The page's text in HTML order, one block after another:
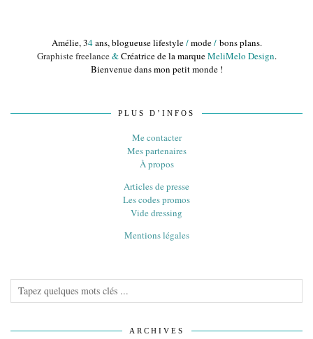
Amélie, 34ans, blogueuse lifestyle/mode/bons plans.
Graphiste freelance&Créatrice de la marqueMeliMelo Design.
Bienvenue dans mon petit monde !
PLUS D’INFOS
Me contacter
Mes partenaires
À propos
Articles de presse
Les codes promos
Vide dressing
Mentions légales
ARCHIVES